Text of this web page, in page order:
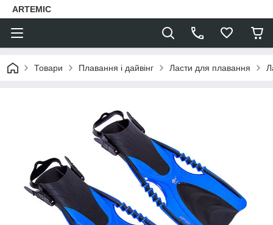
ARTEMIC
Товари Плавання і дайвінг Ласти для плавання